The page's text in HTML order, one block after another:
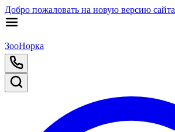
Добро пожаловать на новую версию сайта
ЗооНорка